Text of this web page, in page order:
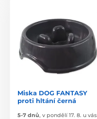
Miska DOG FANTASY
proti hltání černá
5-7 dnů, v pondělí 17. 8. u vás